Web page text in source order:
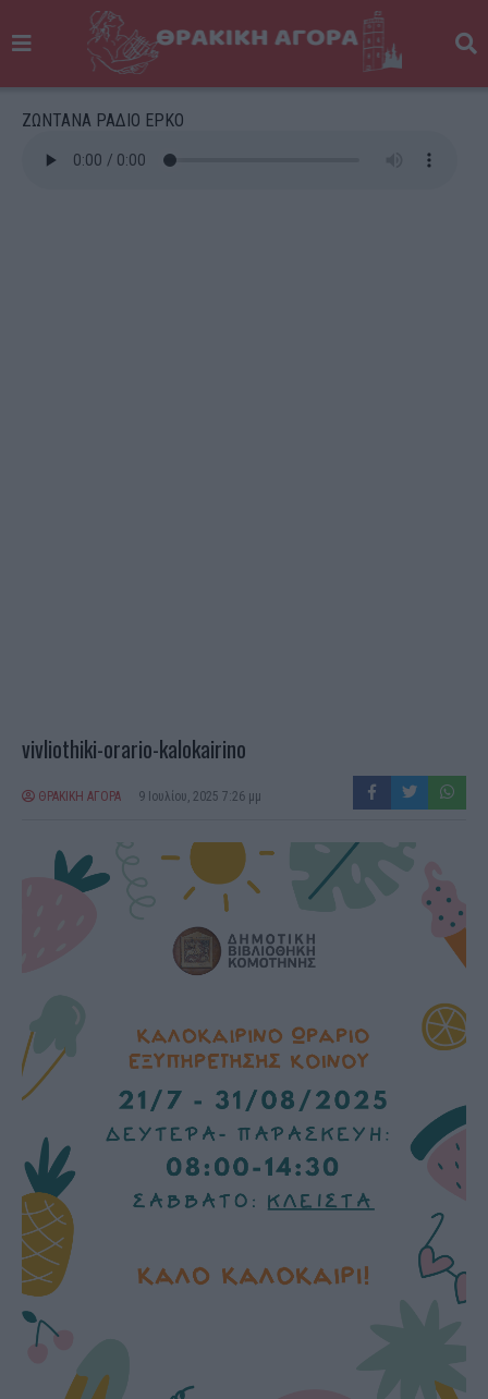
ΖΩΝΤΑΝΑ ΡΑΔΙΟ ΕΡΚΟ
vivliothiki-orario-kalokairino
ΘΡΑΚΙΚΗ ΑΓΟΡΑ 9 Ιουλίου, 2025 7:26 μμ